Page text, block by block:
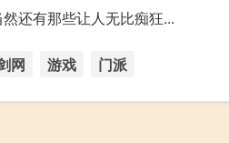
还有那些让人无比痴狂...
网 游戏 门派